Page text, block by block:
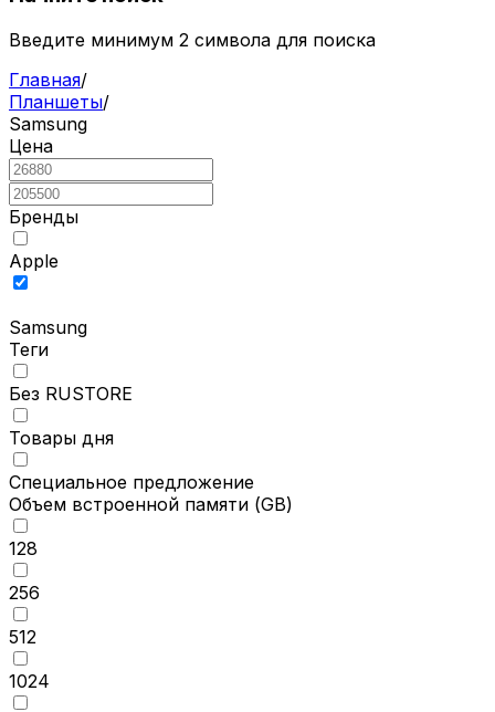
Введите минимум 2 символа для поиска
Главная/
Планшеты/
Samsung
Цена
Бренды
Apple
Samsung
Теги
Без RUSTORE
Товары дня
Специальное предложение
Объем встроенной памяти (GB)
128
256
512
1024